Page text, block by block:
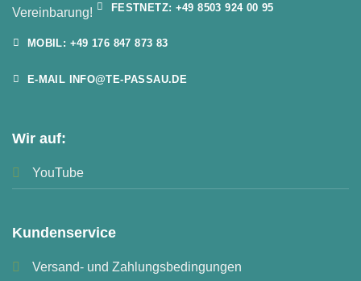
Vereinbarung!
FESTNETZ: +49 8503 924 00 95
MOBIL: +49 176 847 873 83
E-MAIL INFO@TE-PASSAU.DE
Wir auf:
YouTube
Kundenservice
Versand- und Zahlungsbedingungen